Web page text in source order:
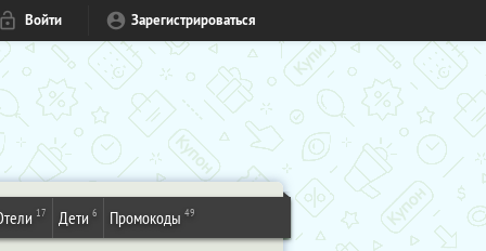
Войти Зарегистрироваться
17 Дети 6 Промокоды 49